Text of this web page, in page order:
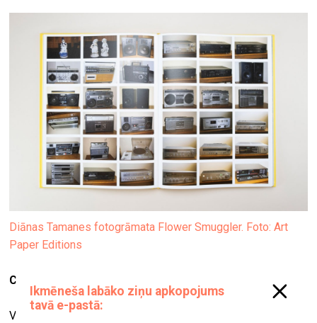
Diānas Tamanes fotogrāmata Flower Smuggler. Foto: Art
Paper Editions
Cik projektus tu iekļāvi grāmatā?
Vienpadsmit projektus no 2012. līdz 2019. gadam.